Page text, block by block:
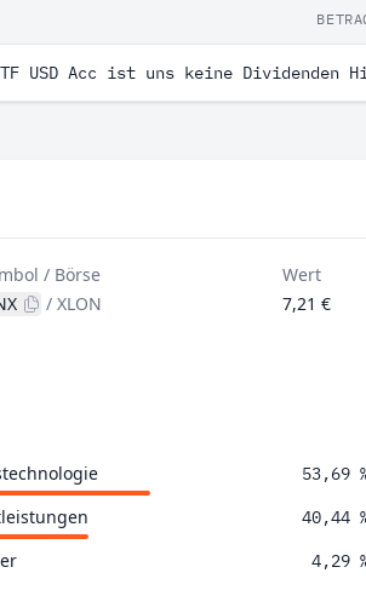
USD Acc ist uns keine Dividenden
/ Börse
/XLON
Wert
7,21 €
53,69
40,44
4,29